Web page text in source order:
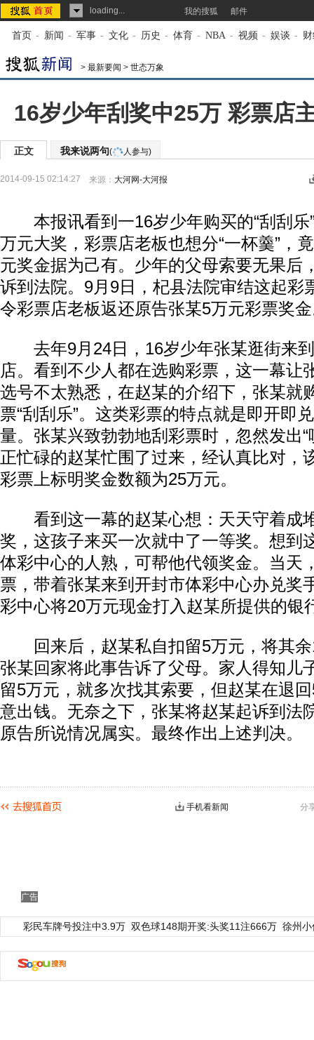
loading... 我的搜狐 邮件
首页 - 新闻 - 军事 - 文化 - 历史 - 体育 - NBA - 视频 - 娱谈 -
> 最新要闻 > 世态万象
16岁少年刮奖中25万 彩票店
正文 我来说两句( 人参与)
2014-09-15 02:14:27 来源： 大河网-大河报
本报讯看到一16岁少年购买的“刮刮乐
万元大奖，彩票店老板也想分“一杯羹”，
元奖金据为己有。少年的父母索要无果后
诉到法院。9月9日，杞县法院审结这起彩
令彩票店老板返还原告张某5万元彩票奖
去年9月24日，16岁少年张某逛街来到
店。看到不少人都在选购彩票，这一幕让
选号不太熟悉，在赵某的介绍下，张某就
票“刮刮乐”。这类彩票的特点就是即开即
量。张某兴致勃勃地刮彩票时，忽然发出“
正忙碌的赵某忙围了过来，经认真比对，
彩票上标明奖金数额为25万元。
看到这一幕的赵某心想：天天守着成
奖，这孩子来买一次就中了一等奖。想到
体彩中心的人熟，可帮他代领奖金。当天
票，带着张某来到开封市体彩中心办兑奖
彩中心将20万元现金打入赵某所提供的银
回来后，赵某私自扣留5万元，将其余
张某回家将此事告诉了父母。家人得知儿
留5万元，就多次找其索要，但赵某在退
意出钱。无奈之下，张某将赵某起诉到法
原告所说情况属实。最终作出上述判决。
分
手机看新闻
广告
彩民车牌号投注中3.9万 双色球148期开奖:头奖11注666万 徐州